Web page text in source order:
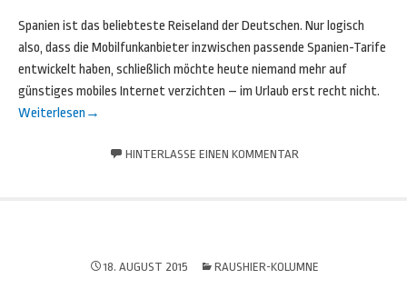
Spanien ist das beliebteste Reiseland der Deutschen. Nur logisch
also, dass die Mobilfunkanbieter inzwischen passende Spanien-Tarife
entwickelt haben, schließlich möchte heute niemand mehr auf
günstiges mobiles Internet verzichten – im Urlaub erst recht nicht.
Weiterlesen →
HINTERLASSE EINEN KOMMENTAR
18. AUGUST 2015 RAUSHIER-KOLUMNE